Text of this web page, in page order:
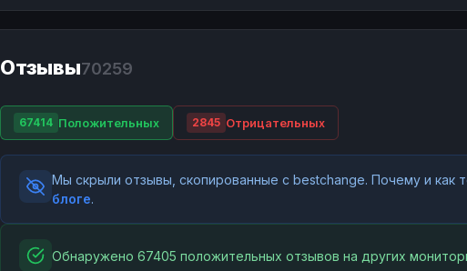
Отзывы70259
67414 Положительных 2845 Отрицательных
Мы скрыли отзывы, скопированные с bestchange. Почему и как
блоге.
Обнаружено 67405 положительных отзывов на других